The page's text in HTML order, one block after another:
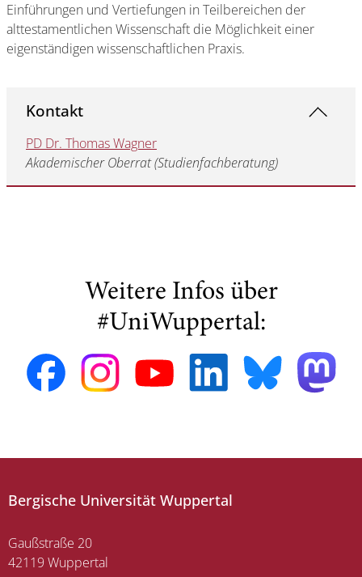
Einführungen und Vertiefungen in Teilbereichen der
alttestamentlichen Wissenschaft die Möglichkeit einer
eigenständigen wissenschaftlichen Praxis.
Kontakt
PD Dr. Thomas Wagner
Akademischer Oberrat (Studienfachberatung)
Weitere Infos über
#UniWuppertal:
Bergische Universität Wuppertal
Gaußstraße 20
42119 Wuppertal